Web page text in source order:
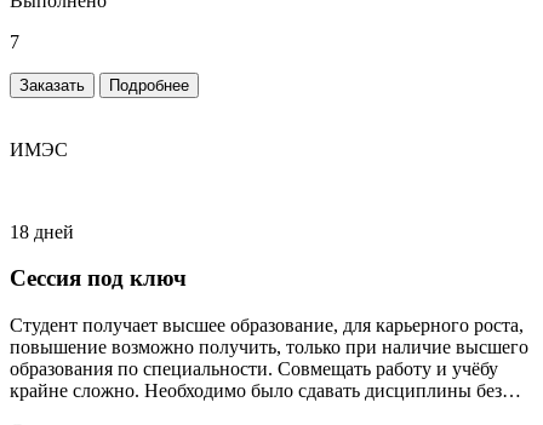
7
Заказать Подробнее
ИМЭС
18 дней
Сессия под ключ
Студент получает высшее образование, для карьерного роста,
повышение возможно получить, только при наличие высшего
образования по специальности. Совмещать работу и учёбу
крайне сложно. Необходимо было сдавать дисциплины без